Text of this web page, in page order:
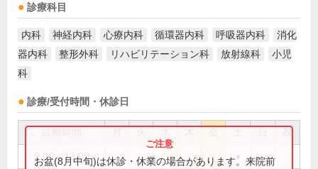
診療科目
内科 神経内科 心療内科 循環器内科 呼吸器内科
消化
器内科
整形外科 リハビリテーション科 放射線科
小児
科
診療/受付時間・休診日
祝
9:00～13:00
お盆(8月中旬)は休診・休業の場合があります。来院前